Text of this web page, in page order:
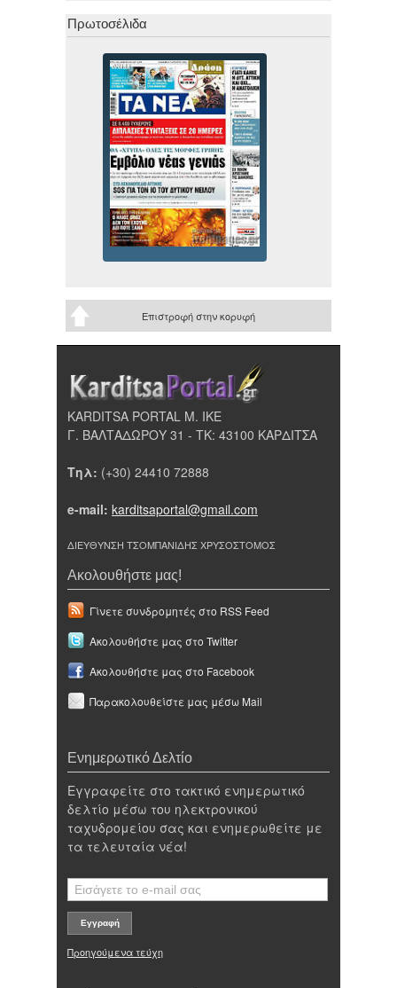
Πρωτοσέλιδα
Επιστροφή στην κορυφή
KARDITSA PORTAL Μ. ΙΚΕ
Γ. ΒΑΛΤΑΔΩΡΟΥ 31 - ΤΚ: 43100 ΚΑΡΔΙΤΣΑ
Τηλ: (+30) 24410 72888
e-mail: karditsaportal@gmail.com
ΔΙΕΥΘΥΝΣΗ ΤΣΟΜΠΑΝΙΔΗΣ ΧΡΥΣΟΣΤΟΜΟΣ
Ακολουθήστε μας!
Γίνετε συνδρομητές στο RSS Feed
Ακολουθήστε μας στο Twitter
Ακολουθήστε μας στο Facebook
Παρακολουθείστε μας μέσω Mail
Ενημερωτικό Δελτίο
Εγγραφείτε στο τακτικό ενημερωτικό
δελτίο μέσω του ηλεκτρονικού
ταχυδρομείου σας και ενημερωθείτε με
τα τελευταία νέα!
Προηγούμενα τεύχη